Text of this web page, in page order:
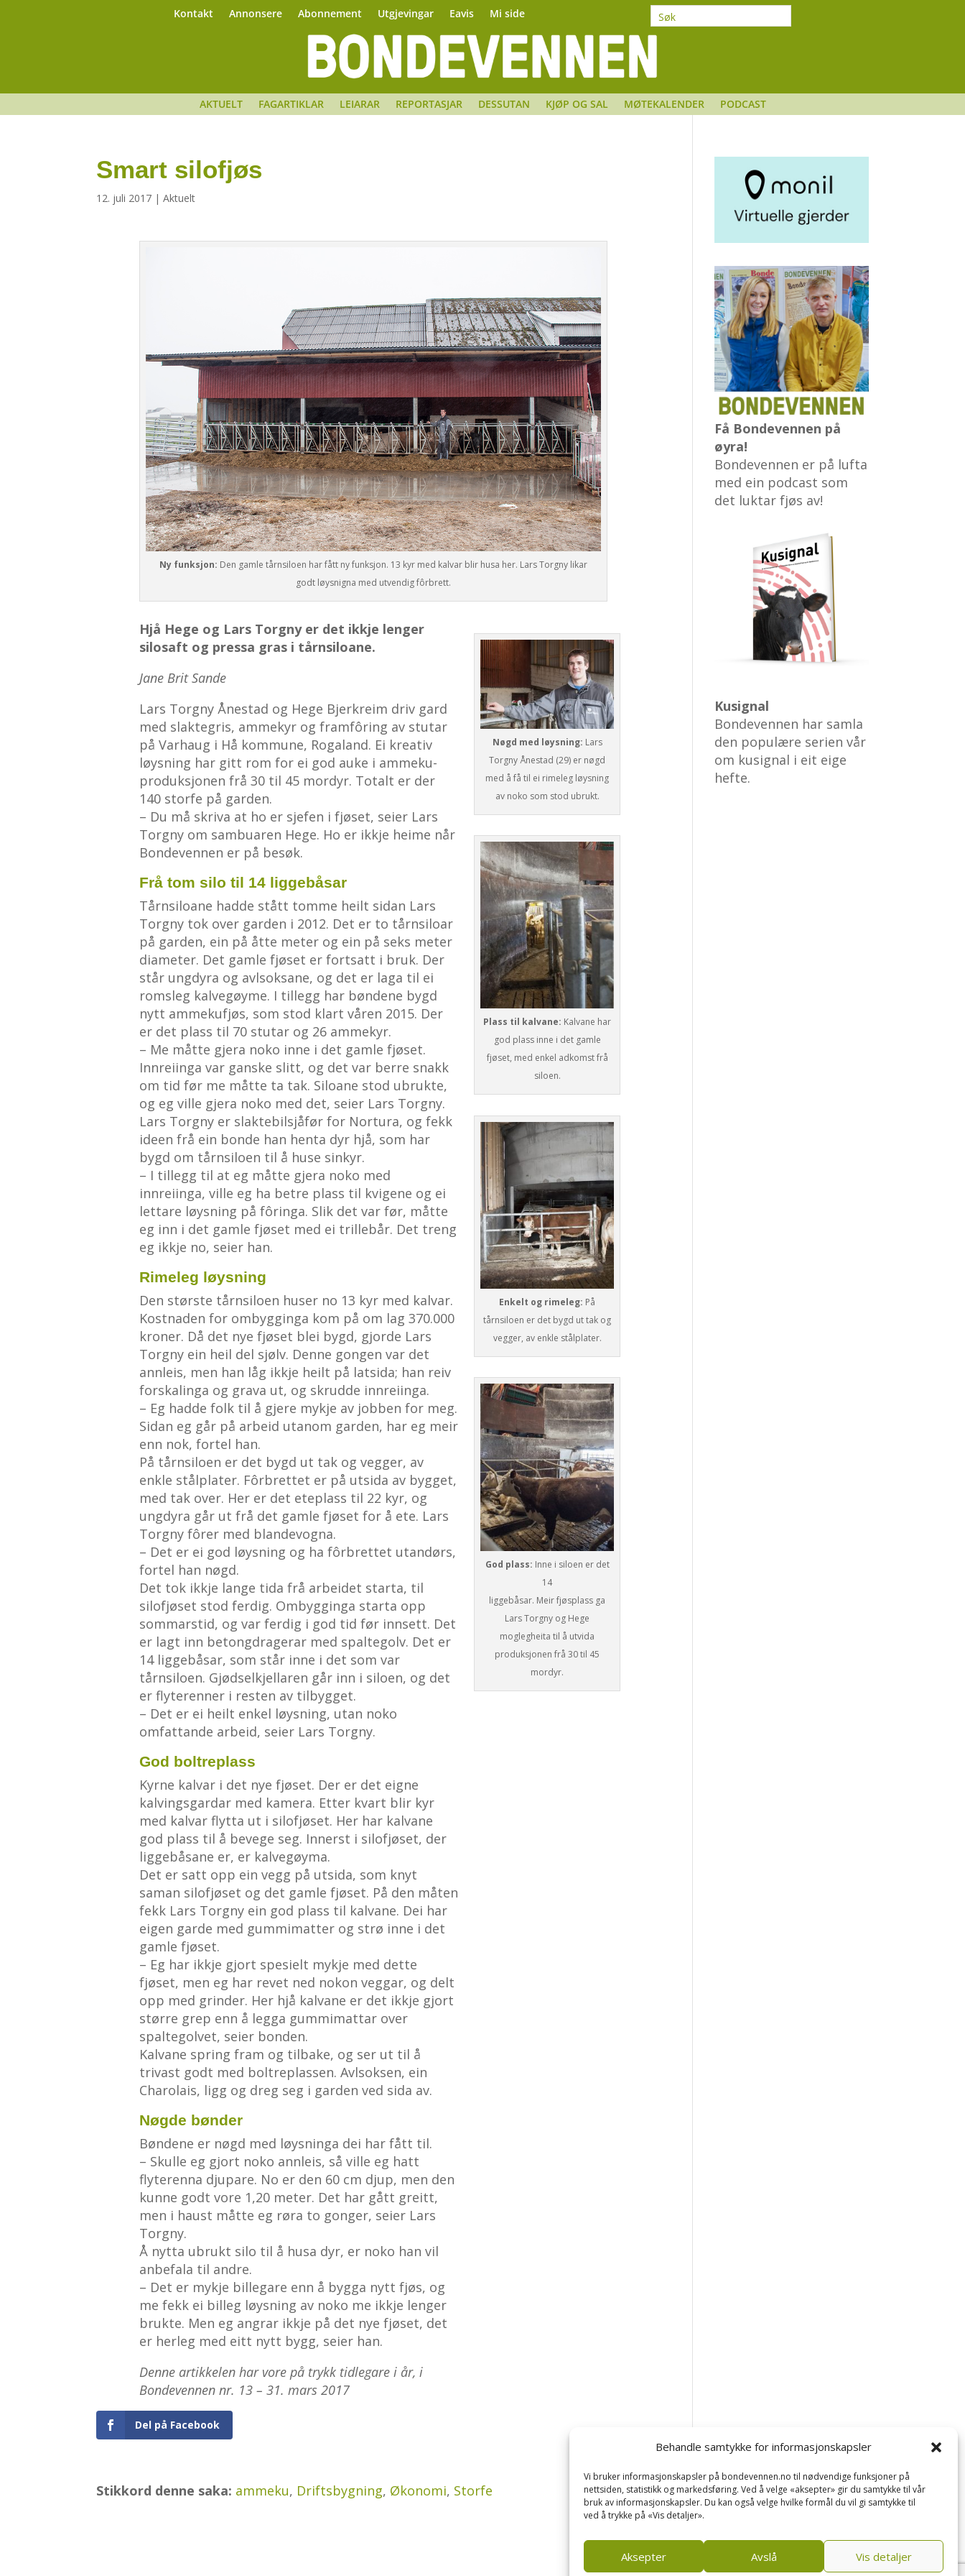
Behandle samtykke for informasjonskapsler
Vi bruker informasjonskapsler på bondevennen.no til nødvendige funksjoner på
nettsiden, statistikk og markedsføring. Ved å velge «aksepter» gir du samtykke til vår
bruk av informasjonskapsler. Du kan også velge hvilke formål du vil gi samtykke til
ved å trykke på «Vis detaljer».
Aksepter Avslå Vis detaljer
Kontakt Annonsere Abonnement Utgjevingar Eavis Mi side
AKTUELT FAGARTIKLAR LEIARAR REPORTASJAR DESSUTAN KJØP OG SAL MØTEKALENDER PODCAST
Smart silofjøs
12. juli 2017 |Aktuelt
Ny funksjon: Den gamle tårnsiloen har fått ny funksjon. 13 kyr med kalvar blir husa her. Lars Torgny likar
godt løysnigna med utvendig fôrbrett.
Hjå Hege og Lars Torgny er det ikkje lenger
silosaft og pressa gras i tårnsiloane.
Jane Brit Sande
Lars Torgny Ånestad og Hege Bjerkreim driv gard
med slaktegris, ammekyr og framfôring av stutar
på Varhaug i Hå kommune, Rogaland. Ei kreativ
løysning har gitt rom for ei god auke i ammeku-
produksjonen frå 30 til 45 mordyr. Totalt er der
140 storfe på garden.
– Du må skriva at ho er sjefen i fjøset, seier Lars
Torgny om sambuaren Hege. Ho er ikkje heime når
Bondevennen er på besøk.
Frå tom silo til 14 liggebåsar
Tårnsiloane hadde stått tomme heilt sidan Lars
Torgny tok over garden i 2012. Det er to tårnsiloar
på garden, ein på åtte meter og ein på seks meter
diameter. Det gamle fjøset er fortsatt i bruk. Der
står ungdyra og avlsoksane, og det er laga til ei
romsleg kalvegøyme. I tillegg har bøndene bygd
nytt ammekufjøs, som stod klart våren 2015. Der
er det plass til 70 stutar og 26 ammekyr.
– Me måtte gjera noko inne i det gamle fjøset.
Innreiinga var ganske slitt, og det var berre snakk
om tid før me måtte ta tak. Siloane stod ubrukte,
og eg ville gjera noko med det, seier Lars Torgny.
Lars Torgny er slaktebilsjåfør for Nortura, og fekk
ideen frå ein bonde han henta dyr hjå, som har
bygd om tårnsiloen til å huse sinkyr.
– I tillegg til at eg måtte gjera noko med
innreiinga, ville eg ha betre plass til kvigene og ei
lettare løysning på fôringa. Slik det var før, måtte
eg inn i det gamle fjøset med ei trillebår. Det treng
eg ikkje no, seier han.
Rimeleg løysning
Den største tårnsiloen huser no 13 kyr med kalvar.
Kostnaden for ombygginga kom på om lag 370.000
kroner. Då det nye fjøset blei bygd, gjorde Lars
Torgny ein heil del sjølv. Denne gongen var det
annleis, men han låg ikkje heilt på latsida; han reiv
forskalinga og grava ut, og skrudde innreiinga.
– Eg hadde folk til å gjere mykje av jobben for meg.
Sidan eg går på arbeid utanom garden, har eg meir
enn nok, fortel han.
På tårnsiloen er det bygd ut tak og vegger, av
enkle stålplater. Fôrbrettet er på utsida av bygget,
med tak over. Her er det eteplass til 22 kyr, og
ungdyra går ut frå det gamle fjøset for å ete. Lars
Torgny fôrer med blandevogna.
– Det er ei god løysning og ha fôrbrettet utandørs,
fortel han nøgd.
Det tok ikkje lange tida frå arbeidet starta, til
silofjøset stod ferdig. Ombygginga starta opp
sommarstid, og var ferdig i god tid før innsett. Det
er lagt inn betongdragerar med spaltegolv. Det er
14 liggebåsar, som står inne i det som var
tårnsiloen. Gjødselkjellaren går inn i siloen, og det
er flyterenner i resten av tilbygget.
– Det er ei heilt enkel løysning, utan noko
omfattande arbeid, seier Lars Torgny.
God boltreplass
Kyrne kalvar i det nye fjøset. Der er det eigne
kalvingsgardar med kamera. Etter kvart blir kyr
med kalvar flytta ut i silofjøset. Her har kalvane
god plass til å bevege seg. Innerst i silofjøset, der
liggebåsane er, er kalvegøyma.
Det er satt opp ein vegg på utsida, som knyt
saman silofjøset og det gamle fjøset. På den måten
fekk Lars Torgny ein god plass til kalvane. Dei har
eigen garde med gummimatter og strø inne i det
gamle fjøset.
– Eg har ikkje gjort spesielt mykje med dette
fjøset, men eg har revet ned nokon veggar, og delt
opp med grinder. Her hjå kalvane er det ikkje gjort
større grep enn å legga gummimattar over
spaltegolvet, seier bonden.
Kalvane spring fram og tilbake, og ser ut til å
trivast godt med boltreplassen. Avlsoksen, ein
Charolais, ligg og dreg seg i garden ved sida av.
Nøgde bønder
Bøndene er nøgd med løysninga dei har fått til.
– Skulle eg gjort noko annleis, så ville eg hatt
flyterenna djupare. No er den 60 cm djup, men den
kunne godt vore 1,20 meter. Det har gått greitt,
men i haust måtte eg røra to gonger, seier Lars
Torgny.
Å nytta ubrukt silo til å husa dyr, er noko han vil
anbefala til andre.
– Det er mykje billegare enn å bygga nytt fjøs, og
me fekk ei billeg løysning av noko me ikkje lenger
brukte. Men eg angrar ikkje på det nye fjøset, det
er herleg med eitt nytt bygg, seier han.
Denne artikkelen har vore på trykk tidlegare i år, i
Bondevennen nr. 13 – 31. mars 2017
Nøgd med løysning: Lars
Torgny Ånestad (29) er nøgd
med å få til ei rimeleg løysning
av noko som stod ubrukt.
Plass til kalvane: Kalvane har
god plass inne i det gamle
fjøset, med enkel adkomst frå
siloen.
Enkelt og rimeleg: På
tårnsiloen er det bygd ut tak og
vegger, av enkle stålplater.
God plass: Inne i siloen er det
14
liggebåsar. Meir fjøsplass ga
Lars Torgny og Hege
moglegheita til å utvida
produksjonen frå 30 til 45
mordyr.
Del på Facebook
Stikkord denne saka: ammeku, Driftsbygning, Økonomi, Storfe
Få Bondevennen på
øyra!
Bondevennen er på lufta
med ein podcast som
det luktar fjøs av!
Kusignal
Bondevennen har samla
den populære serien vår
om kusignal i eit eige
hefte.